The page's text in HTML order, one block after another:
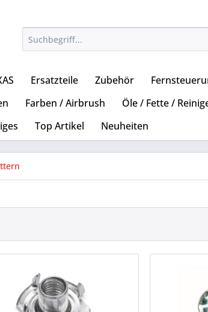
Ersatzteile Zubehör
Farben / Airbrush Öle / Fette /
Top Artikel Neuheiten